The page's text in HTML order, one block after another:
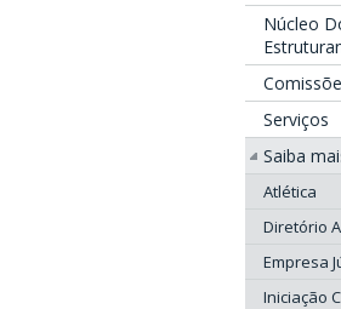
Núcleo
Serviços
Saiba
Atlética
Diretório
Empresa
Iniciação